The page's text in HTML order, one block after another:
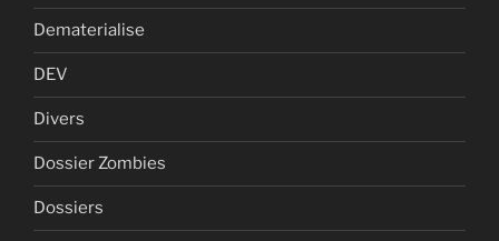
Dematerialise
DEV
Divers
Dossier Zombies
Dossiers